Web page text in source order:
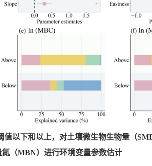
以下和以上，对土壤微生物生物量（
氮（MBN）进行环境变量参数估计